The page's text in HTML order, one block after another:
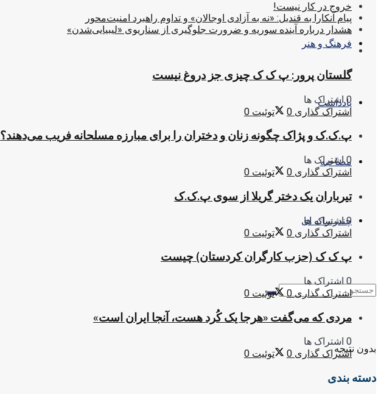
فرهنگ و هنر
یادداشت
مصاحبه
چندرسانه ای
بدون نتیجه
خروج در کار نیست!
پیام آنکارا به قندیل: «نه به آزادی اوجالان» و تداوم راهبرد امنیت‌محور
هشدار درباره آینده سوریه و ضرورت جلوگیری از سناریوی «لیبیایی‌شدن»
گلستان پرور: پ ک ک چیزی جز دروغ نیست
0 اشتراک ها
اشتراک گذاری 0 توئیت 0
پ.ک.ک و پژاک چگونه زنان و دختران را برای مبارزه مسلحانه فریب می‌دهند؟
0 اشتراک ها
اشتراک گذاری 0 توئیت 0
تیرباران یک دختر گریلا از سوی پ.ک.ک
0 اشتراک ها
اشتراک گذاری 0 توئیت 0
پ ک ک (حزب کارگران کردستان) چیست
0 اشتراک ها
اشتراک گذاری 0 توئیت 0
مردی که می‌گفت «هرجا یک کُرد هست، آنجا ایران است»
0 اشتراک ها
اشتراک گذاری 0 توئیت 0
دسته بندی